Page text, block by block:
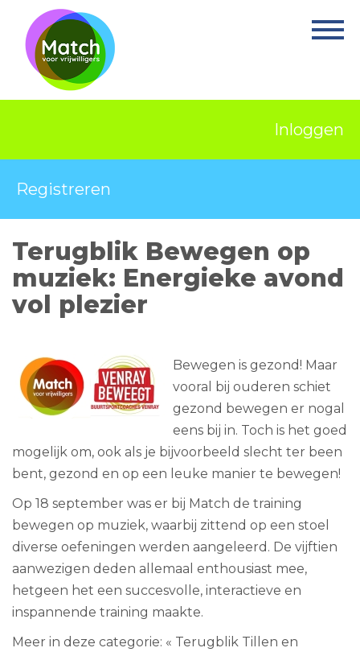
Home
Activiteiten
Projecten
Over Match
Vrijwilligerswerk
Ervaringsplek
Inloggen
Registreren
Terugblik Bewegen op
muziek: Energieke avond
vol plezier
Bewegen is gezond! Maar
vooral bij ouderen schiet
gezond bewegen er nogal
eens bij in. Toch is het goed
mogelijk om, ook als je bijvoorbeeld slecht ter been
bent, gezond en op een leuke manier te bewegen!
Op 18 september was er bij Match de training
bewegen op muziek, waarbij zittend op een stoel
diverse oefeningen werden aangeleerd. De vijftien
aanwezigen deden allemaal enthousiast mee,
hetgeen het een succesvolle, interactieve en
inspannende training maakte.
Meer in deze categorie: « Terugblik Tillen en